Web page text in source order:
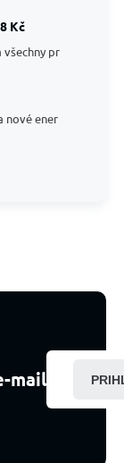
Kč
všechny pr
nové ener
mail